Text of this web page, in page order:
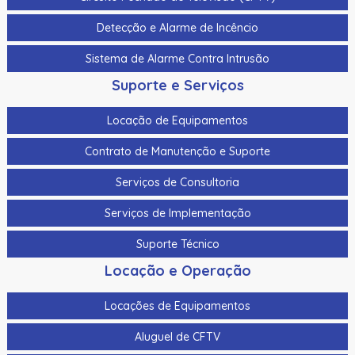
Cabo Para Cameras Mobile 4 Metros Hikvision Ds-
Cadastrador De Cartoes Hikvision Ds-K1F100-D8E Dupla
Frequencia 125Khz (Em) E 13,56Mhz (Mifare)
Cadastrador Impressao Digital Hikvision Ds-K1F820-F
Cartao De Memoria Hikvision Hs-Tf-H1I 32G
Cartao De Proximidade Rfid Hikvision Ds-K7M101-E0 Freq.
Cartao De Proximidade Rfid Hikvision Ds-Kem125 Em
125Khz
Cartao De Proximidade Rfid Hikvision Fm11Rf08-M1 Mifare
Cartao De Proximidade Rfid Hikvision Frequencia Dupla
Mifare 13,56Mhz E Em 125Khz Em Pvc
Detecção e Alarme de Incêncio
Sistema de Alarme Contra Intrusão
Suporte e Serviços
Locação de Equipamentos
Contrato de Manutenção e Suporte
Serviços de Consultoria
Serviços de Implementação
Suporte Técnico
Locação e Operação
Locações de Equipamentos
Aluguel de CFTV